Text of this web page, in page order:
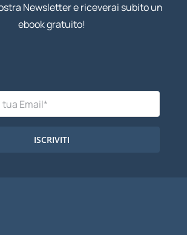
Newsletter e riceverai subito un
ebook gratuito!
ISCRIVITI